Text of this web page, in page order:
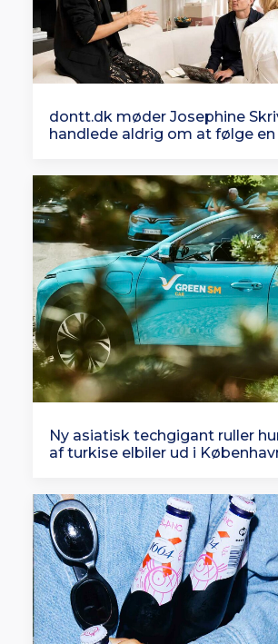
dontt.dk møder Josephine
handlede aldrig om at følge en
Ny asiatisk techgigant ruller
af turkise elbiler ud i